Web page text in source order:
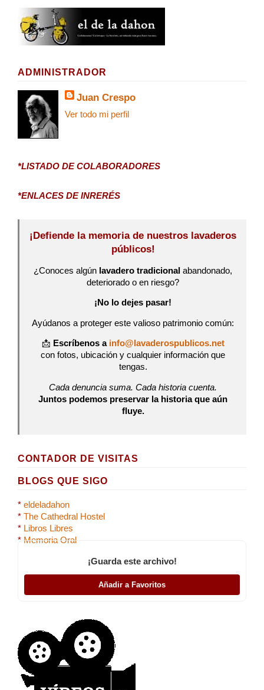
ADMINISTRADOR
Juan Crespo
Ver todo mi perfil
*LISTADO DE COLABORADORES
*ENLACES DE INRERÉS
¡Defiende la memoria de nuestros lavaderos
públicos!
¿Conoces algún lavadero tradicional abandonado,
deteriorado o en riesgo?
¡No lo dejes pasar!
Ayúdanos a proteger este valioso patrimonio común:
📩 Escríbenos a info@lavaderospublicos.net
con fotos, ubicación y cualquier información que
tengas.
Cada denuncia suma. Cada historia cuenta.
Juntos podemos preservar la historia que aún
fluye.
CONTADOR DE VISITAS
BLOGS QUE SIGO
* eldeladahon
* The Cathedral Hostel
* Libros Libres
* Memoria Oral
¡Guarda este archivo!
Añadir a Favoritos